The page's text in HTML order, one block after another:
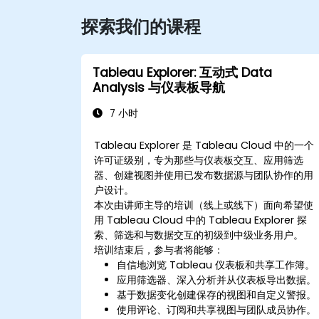
探索我们的课程
Tableau Explorer: 互动式 Data
Analysis 与仪表板导航
7 小时
Tableau Explorer 是 Tableau Cloud 中的一个
许可证级别，专为那些与仪表板交互、应用筛选
器、创建视图并使用已发布数据源与团队协作的用
户设计。
本次由讲师主导的培训（线上或线下）面向希望使
用 Tableau Cloud 中的 Tableau Explorer 探
索、筛选和与数据交互的初级到中级业务用户。
培训结束后，参与者将能够：
自信地浏览 Tableau 仪表板和共享工作簿。
应用筛选器、深入分析并从仪表板导出数据。
基于数据变化创建保存的视图和自定义警报。
使用评论、订阅和共享视图与团队成员协作。